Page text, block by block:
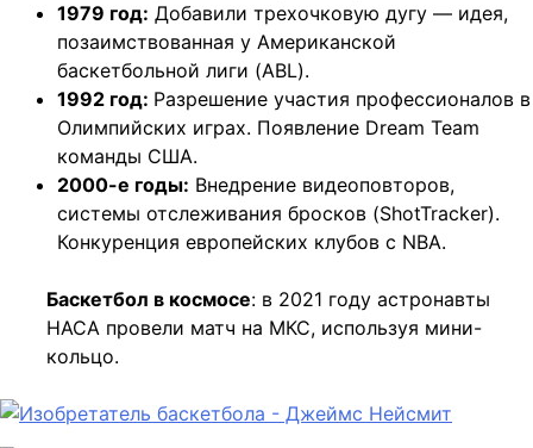
1979 год: Добавили трехочковую дугу — идея,
позаимствованная у Американской
баскетбольной лиги (ABL).
1992 год: Разрешение участия профессионалов в
Олимпийских играх. Появление Dream Team
команды США.
2000-е годы: Внедрение видеоповторов,
системы отслеживания бросков (ShotTracker).
Конкуренция европейских клубов с NBA.
Баскетбол в космосе: в 2021 году астронавты
НАСА провели матч на МКС, используя мини-
кольцо.